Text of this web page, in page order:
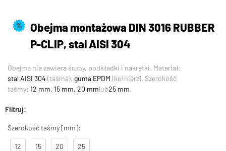
%
Obejma montażowa DIN 3016 RUBBER
P-CLIP, stal AISI 304
Obejma nie zawiera śruby, podkładki i nakrętki. Materiał:
stal AISI 304 (taśma), guma EPDM (kołnierz). Szerokość
taśmy: 12 mm, 15 mm, 20 mmlub25 mm.
Filtruj:
Szerokość taśmy [mm]:
12 15 20 25